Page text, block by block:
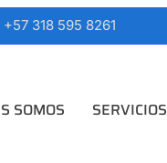
+57 318 595 8261
SOMOS SERVICIOS